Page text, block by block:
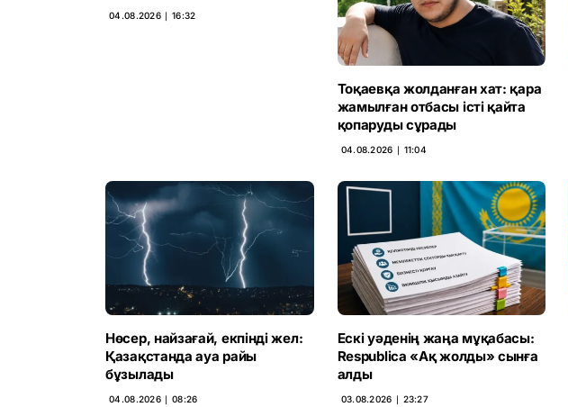
04.08.2026 ∣ 16:32
Тоқаевқа жолданған хат: қара
жамылған отбасы істі қайта
қопаруды сұрады
04.08.2026 ∣ 11:04
Нөсер, найзағай, екпінді жел:
Қазақстанда ауа райы
бұзылады
04.08.2026 ∣ 08:26
Ескі уәденің жаңа мұқабасы:
Respublica «Ақ жолды» сынға
алды
03.08.2026 ∣ 23:27